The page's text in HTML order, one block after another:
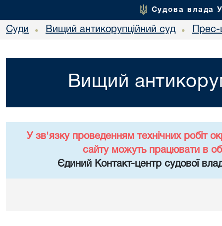
Судова влада
Суди • Вищий антикорупційний суд •
Вищий
У зв'язку проведенням технічних робіт
сайту можуть працювати в
Єдиний Контакт-центр судової